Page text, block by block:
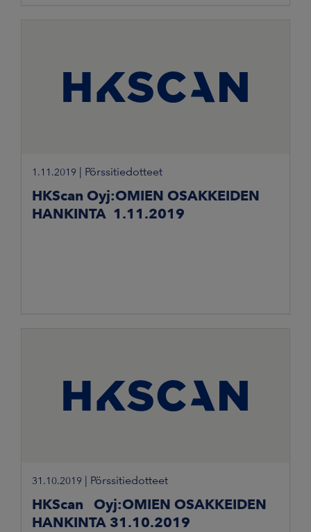
1.11.2019 Pörssitiedotteet
HKScan Oyj:OMIEN OSAKKEIDEN
HANKINTA 1.11.2019
31.10.2019 Pörssitiedotteet
HKScan Oyj:OMIEN OSAKKEIDEN
HANKINTA 31.10.2019